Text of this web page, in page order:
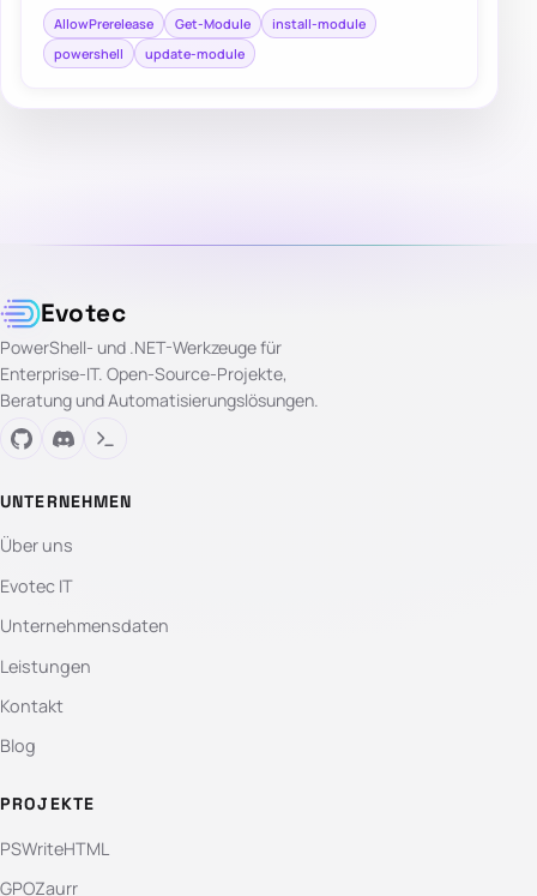
sessio…
AllowPrerelease Get-Module
install-module
powershell
update-module
Evotec
PowerShell- und .NET-Werkzeuge für
Enterprise-IT. Open-Source-Projekte,
Beratung und Automatisierungslösungen.
UNTERNEHMEN
Über uns
Evotec IT
Unternehmensdaten
Leistungen
Kontakt
Blog
PROJEKTE
PSWriteHTML
GPOZaurr